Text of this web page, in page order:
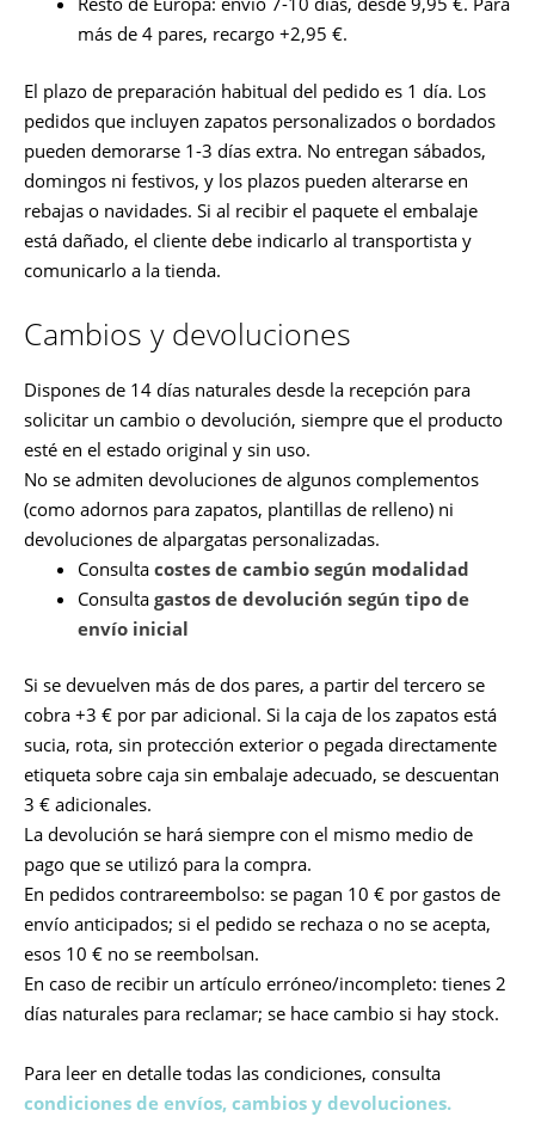
más de 4 pares, recargo +2,95 €.
El plazo de preparación habitual del pedido es 1 día. Los
pedidos que incluyen zapatos personalizados o bordados
pueden demorarse 1-3 días extra. No entregan sábados,
domingos ni festivos, y los plazos pueden alterarse en
rebajas o navidades. Si al recibir el paquete el embalaje
está dañado, el cliente debe indicarlo al transportista y
comunicarlo a la tienda.
Cambios y devoluciones
Dispones de 14 días naturales desde la recepción para
solicitar un cambio o devolución, siempre que el producto
esté en el estado original y sin uso.
No se admiten devoluciones de algunos complementos
(como adornos para zapatos, plantillas de relleno) ni
devoluciones de alpargatas personalizadas.
Consulta costes de cambio según modalidad
Consulta gastos de devolución según tipo de
envío inicial
Si se devuelven más de dos pares, a partir del tercero se
cobra +3 € por par adicional. Si la caja de los zapatos está
sucia, rota, sin protección exterior o pegada directamente
etiqueta sobre caja sin embalaje adecuado, se descuentan
3 € adicionales.
La devolución se hará siempre con el mismo medio de
pago que se utilizó para la compra.
En pedidos contrareembolso: se pagan 10 € por gastos de
envío anticipados; si el pedido se rechaza o no se acepta,
esos 10 € no se reembolsan.
En caso de recibir un artículo erróneo/incompleto: tienes 2
días naturales para reclamar; se hace cambio si hay stock.
Para leer en detalle todas las condiciones, consulta
condiciones de envíos, cambios y devoluciones.